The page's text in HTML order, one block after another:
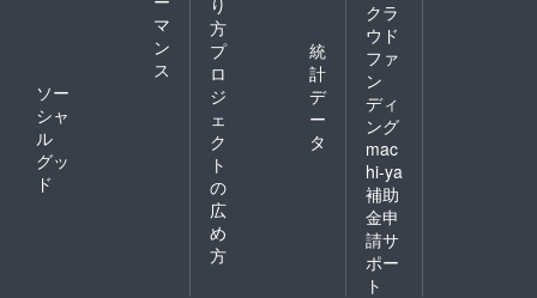
マ
ン
ス
ソー
シャ
ル
グッ
ド
方
プ
ロ
ジ
ェ
ク
ト
の
広
め
方
統
計
デ
ー
タ
クラ
ウド
ファ
ン
ディ
ング
mac
hi-ya
補助
金申
請サ
ポー
ト